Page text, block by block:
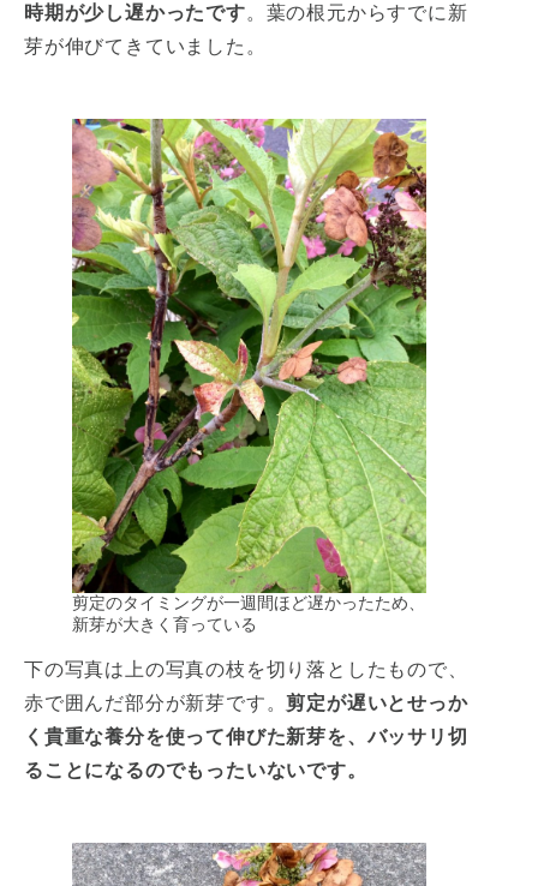
時期が少し遅かったです。葉の根元からすでに新
芽が伸びてきていました。
剪定のタイミングが一週間ほど遅かったため、
新芽が大きく育っている
下の写真は上の写真の枝を切り落としたもので、
赤で囲んだ部分が新芽です。剪定が遅いとせっか
く貴重な養分を使って伸びた新芽を、バッサリ切
ることになるのでもったいないです。